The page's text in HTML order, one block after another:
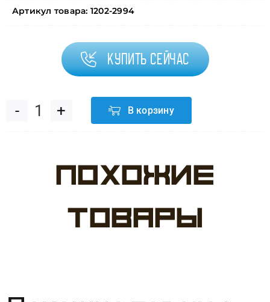
Артикул товара: 1202-2994
Купить сейчас
Количество
Шар
В корзину
Похожие
товары